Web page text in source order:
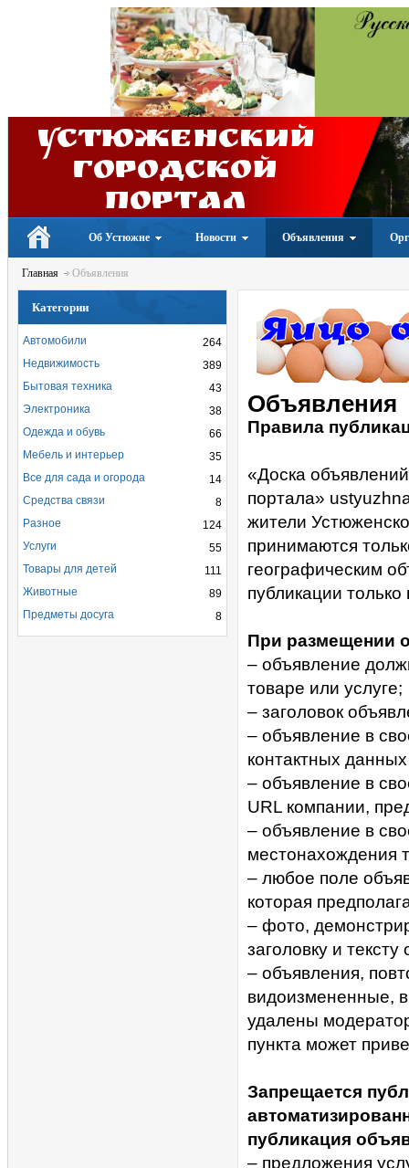
Устюженский
Городской
портал
Об Устюжне Новости Объявления
Главная Объявления
Объявления
Правила
«Доска
портала»
жители
принимаются
географическим
публикации
При размещении
– объявление
товаре или услуге;
– заголовок
– объявление в
контактных
– объявление в
URL компании,
– объявление в
местонахождения
– любое поле
которая
– фото,
заголовку и
– объявления,
видоизмененные,
удалены
пункта может
Запрещается
публикация
– предложения
Категории
264
Автомобили
389
Недвижимость
43
Бытовая техника
38
Электроника
66
Одежда и обувь
35
Мебель и интерьер
14
Все для сада и огорода
8
Средства связи
124
Разное
55
Услуги
111
Товары для детей
89
Животные
8
Предметы досуга